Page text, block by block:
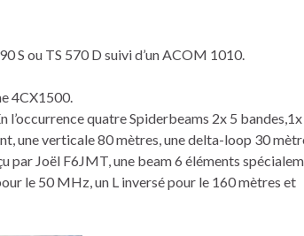
S ou TS 570 D suivi d’un ACOM 1010.
4CX1500.
l’occurrence quatre Spiderbeams 2x 5
une verticale 80 mètres, une delta-loop 30
par Joël F6JMT, une beam 6 éléments
le 50 MHz, un L inversé pour le 160 mètres et